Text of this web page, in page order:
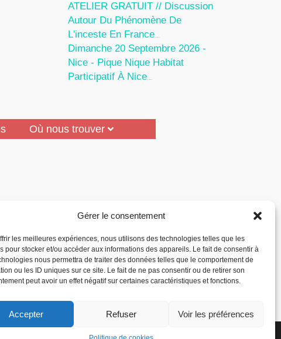
Gérer le consentement
les meilleures expériences, nous utilisons des technologies telles que les
pour stocker et/ou accéder aux informations des appareils. Le fait de consentir à
nous permettra de traiter des données telles que le comportement de
ou les ID uniques sur ce site. Le fait de ne pas consentir ou de retirer son
peut avoir un effet négatif sur certaines caractéristiques et fonctions.
Accepter Refuser Voir les préférences
ATELIER GRATUIT // Discussion
Autour Du Phénomène De
L'inceste En France
Dimanche 20 Septembre 2026 -
Nice - Pique Nique Habitat
Participatif À Nice
Où nous trouver
Reconnaissance des